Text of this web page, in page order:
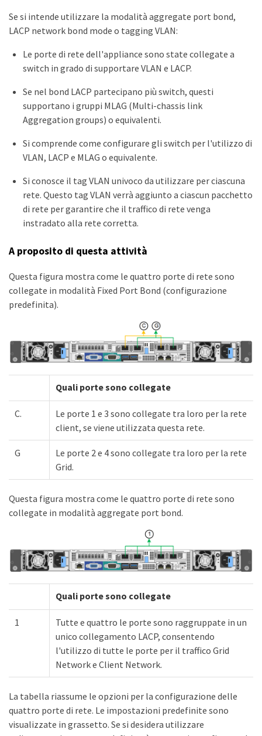
Se si intende utilizzare la modalità aggregate port bond,
LACP network bond mode o tagging VLAN:
Le porte di rete dell'appliance sono state collegate a
switch in grado di supportare VLAN e LACP.
Se nel bond LACP partecipano più switch, questi
supportano i gruppi MLAG (Multi-chassis link
Aggregation groups) o equivalenti.
Si comprende come configurare gli switch per l'utilizzo di
VLAN, LACP e MLAG o equivalente.
Si conosce il tag VLAN univoco da utilizzare per ciascuna
rete. Questo tag VLAN verrà aggiunto a ciascun pacchetto
di rete per garantire che il traffico di rete venga
instradato alla rete corretta.
A proposito di questa attività
Questa figura mostra come le quattro porte di rete sono
collegate in modalità Fixed Port Bond (configurazione
predefinita).
Quali porte sono collegate
C.
Le porte 1 e 3 sono collegate tra loro per la rete
client, se viene utilizzata questa rete.
G
Le porte 2 e 4 sono collegate tra loro per la rete
Grid.
Questa figura mostra come le quattro porte di rete sono
collegate in modalità aggregate port bond.
Quali porte sono collegate
1
Tutte e quattro le porte sono raggruppate in un
unico collegamento LACP, consentendo
l'utilizzo di tutte le porte per il traffico Grid
Network e Client Network.
La tabella riassume le opzioni per la configurazione delle
quattro porte di rete. Le impostazioni predefinite sono
visualizzate in grassetto. Se si desidera utilizzare